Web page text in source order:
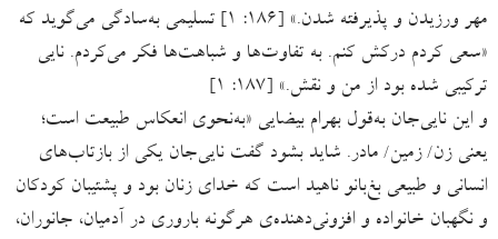
مهر ورزیدن و پذیرفته شدن.» [۱۸۶: ۱] تسلیمی به‌سادگی می‌گوید که
«سعی کردم درکش کنم. به تفاوت‌ها و شباهت‌ها فکر می‌کردم. نایی
ترکیبی شده بود از من و نقش.» [۱۸۷: ۱]
و این نایی‌جان به‌قول بهرام بیضایی «به‌نحوی انعکاس طبیعت است؛
یعنی زن/ زمین‌/ مادر. شاید بشود گفت نایی‌جان یکی از بازتاب‌های
انسانی و طبیعی بغ‌بانو ناهید است که خدای زنان بود و پشتیبان کودکان
و نگهبان خانواده و افزونی‌دهنده‌ی هرگونه باروری در آدمیان، جانوران،